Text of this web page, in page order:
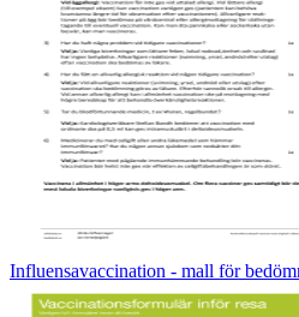
Influensavaccination - mall för